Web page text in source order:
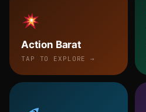
Action Barat
TAP TO EXPLORE →